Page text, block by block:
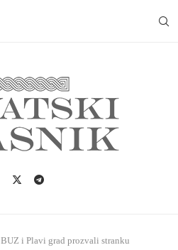
BUZ i Plavi grad prozvali stranku